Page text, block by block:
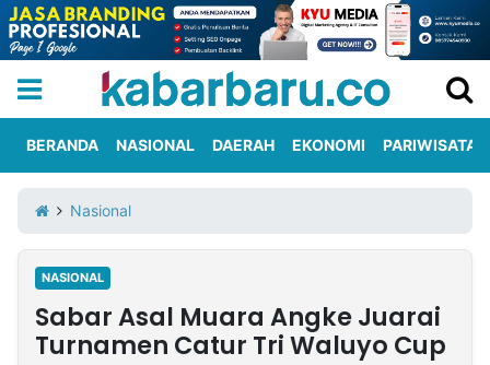
Iklan
Berita
Kami
Nasional
International
Olahraga
Entertainment
Daerah
Pariwisata
Kuliner
Kolom
BERANDA NASIONAL DAERAH EKONOMI PARIWISATA
Nasional
NASIONAL
Sabar Asal Muara Angke Juarai
Turnamen Catur Tri Waluyo Cup